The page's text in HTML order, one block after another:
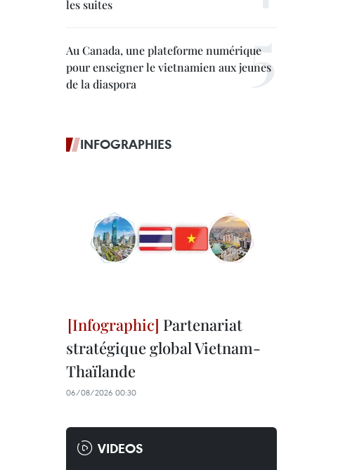
les suites
Au Canada, une plateforme numérique
pour enseigner le vietnamien aux jeunes
de la diaspora
INFOGRAPHIES
Partenariat
stratégique global Vietnam-
Thaïlande
06/08/2026 00:30
VIDEOS